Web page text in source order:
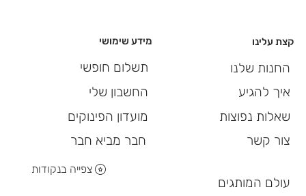
מידע שימושי
תשלום חופשי
החשבון שלי
מועדון הפינוקים
חבר מביא חבר
צפייה בנקודות
קצת עלינו
החנות שלנו
איך להגיע
שאלות נפוצות
צור קשר
עולם המותגים